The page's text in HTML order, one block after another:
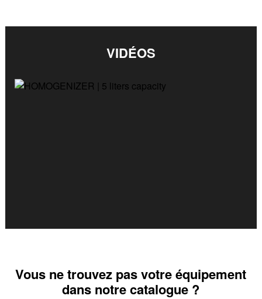
VIDÉOS
Vous ne trouvez pas votre équipement
dans notre catalogue ?